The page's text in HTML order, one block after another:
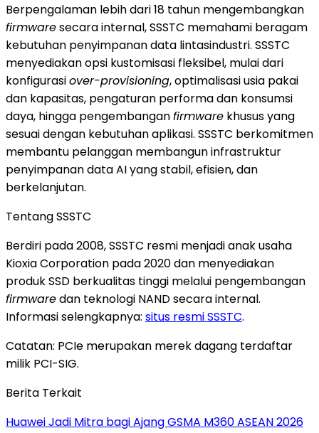
Berpengalaman lebih dari 18 tahun mengembangkan
firmwaresecara internal, SSSTC memahami beragam
kebutuhan penyimpanan data lintasindustri. SSSTC
menyediakan opsi kustomisasi fleksibel, mulai dari
konfigurasiover-provisioning, optimalisasi usia pakai
dan kapasitas, pengaturan performa dan konsumsi
daya, hingga pengembanganfirmware khusus yang
sesuai dengan kebutuhan aplikasi. SSSTC berkomitmen
membantu pelanggan membangun infrastruktur
penyimpanan data AI yang stabil, efisien, dan
berkelanjutan.
Tentang SSSTC
Berdiri pada 2008, SSSTC resmi menjadi anak usaha
Kioxia Corporation pada 2020 dan menyediakan
produk SSD berkualitas tinggi melalui pengembangan
firmwaredan teknologi NAND secara internal.
Informasi selengkapnya: situs resmi SSSTC.
Catatan: PCIe merupakan merek dagang terdaftar
milik PCI-SIG.
Berita Terkait
Huawei Jadi Mitra bagi Ajang GSMA M360 ASEAN 2026